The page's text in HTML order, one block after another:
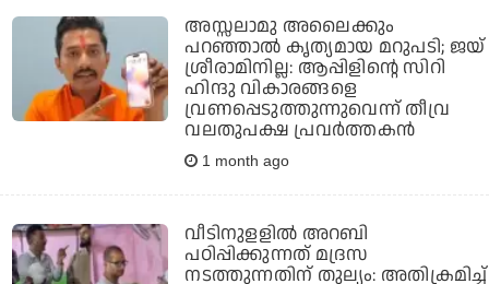
അസ്സലാമു അലൈക്കും
പറഞ്ഞാല്‍ കൃത്യമായ മറുപടി; ജയ്
ശ്രീരാമിനില്ല: ആപ്പിളിന്റെ സിറി
ഹിന്ദു വികാരങ്ങളെ
വ്രണപ്പെടുത്തുന്നുവെന്ന് തീവ്ര
വലതുപക്ഷ പ്രവര്‍ത്തകന്‍
1 month ago
വീടിനുളളില്‍ അറബി
പഠിപ്പിക്കുന്നത് മദ്രസ
നടത്തുന്നതിന് തുല്യം: അതിക്രമിച്ച്